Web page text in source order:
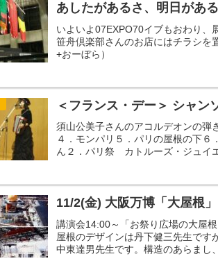
あしたがあるさ、明日があ
いよいよ07EXPO70イブもおわり、
笹舟倶楽部さんのお店にはチラシを
+おーぼら）
＜フランス・デー＞ シャン
須山公美子さんのアコルデオンの弾
４．モンパリ５．パリの屋根の下６
ん２．パリ祭 カトルーズ・ジュイ
11/2(金) 大阪万博「大屋根
講演会14:00～「お祭り広場の大屋
屋根のデザインは丹下健三先生です
中東達男先生です。構造のあらまし